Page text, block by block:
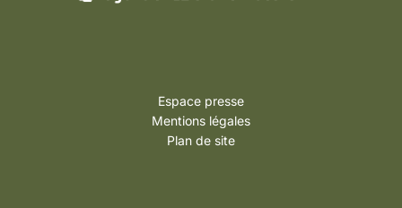
Espace presse
Mentions légales
Plan de site